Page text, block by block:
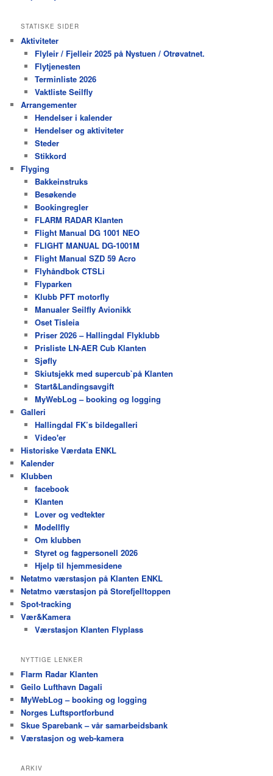
STATISKE SIDER
Aktiviteter
Flyleir / Fjelleir 2025 på Nystuen / Otrøvatnet.
Flytjenesten
Terminliste 2026
Vaktliste Seilfly
Arrangementer
Hendelser i kalender
Hendelser og aktiviteter
Steder
Stikkord
Flyging
Bakkeinstruks
Besøkende
Bookingregler
FLARM RADAR Klanten
Flight Manual DG 1001 NEO
FLIGHT MANUAL DG-1001M
Flight Manual SZD 59 Acro
Flyhåndbok CTSLi
Flyparken
Klubb PFT motorfly
Manualer Seilfly Avionikk
Oset Tisleia
Priser 2026 – Hallingdal Flyklubb
Prisliste LN-AER Cub Klanten
Sjøfly
Skiutsjekk med supercub`på Klanten
Start&Landingsavgift
MyWebLog – booking og logging
Galleri
Hallingdal FK’s bildegalleri
Video'er
Historiske Værdata ENKL
Kalender
Klubben
facebook
Klanten
Lover og vedtekter
Modellfly
Om klubben
Styret og fagpersonell 2026
Hjelp til hjemmesidene
Netatmo værstasjon på Klanten ENKL
Netatmo værstasjon på Storefjelltoppen
Spot-tracking
Vær&Kamera
Værstasjon Klanten Flyplass
NYTTIGE LENKER
Flarm Radar Klanten
Geilo Lufthavn Dagali
MyWebLog – booking og logging
Norges Luftsportforbund
Skue Sparebank – vår samarbeidsbank
Værstasjon og web-kamera
ARKIV